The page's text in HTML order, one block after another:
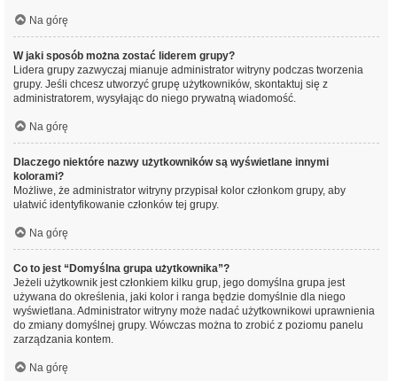
Na górę
W jaki sposób można zostać liderem grupy?
Lidera grupy zazwyczaj mianuje administrator witryny podczas tworzenia
grupy. Jeśli chcesz utworzyć grupę użytkowników, skontaktuj się z
administratorem, wysyłając do niego prywatną wiadomość.
Na górę
Dlaczego niektóre nazwy użytkowników są wyświetlane innymi
kolorami?
Możliwe, że administrator witryny przypisał kolor członkom grupy, aby
ułatwić identyfikowanie członków tej grupy.
Na górę
Co to jest “Domyślna grupa użytkownika”?
Jeżeli użytkownik jest członkiem kilku grup, jego domyślna grupa jest
używana do określenia, jaki kolor i ranga będzie domyślnie dla niego
wyświetlana. Administrator witryny może nadać użytkownikowi uprawnienia
do zmiany domyślnej grupy. Wówczas można to zrobić z poziomu panelu
zarządzania kontem.
Na górę